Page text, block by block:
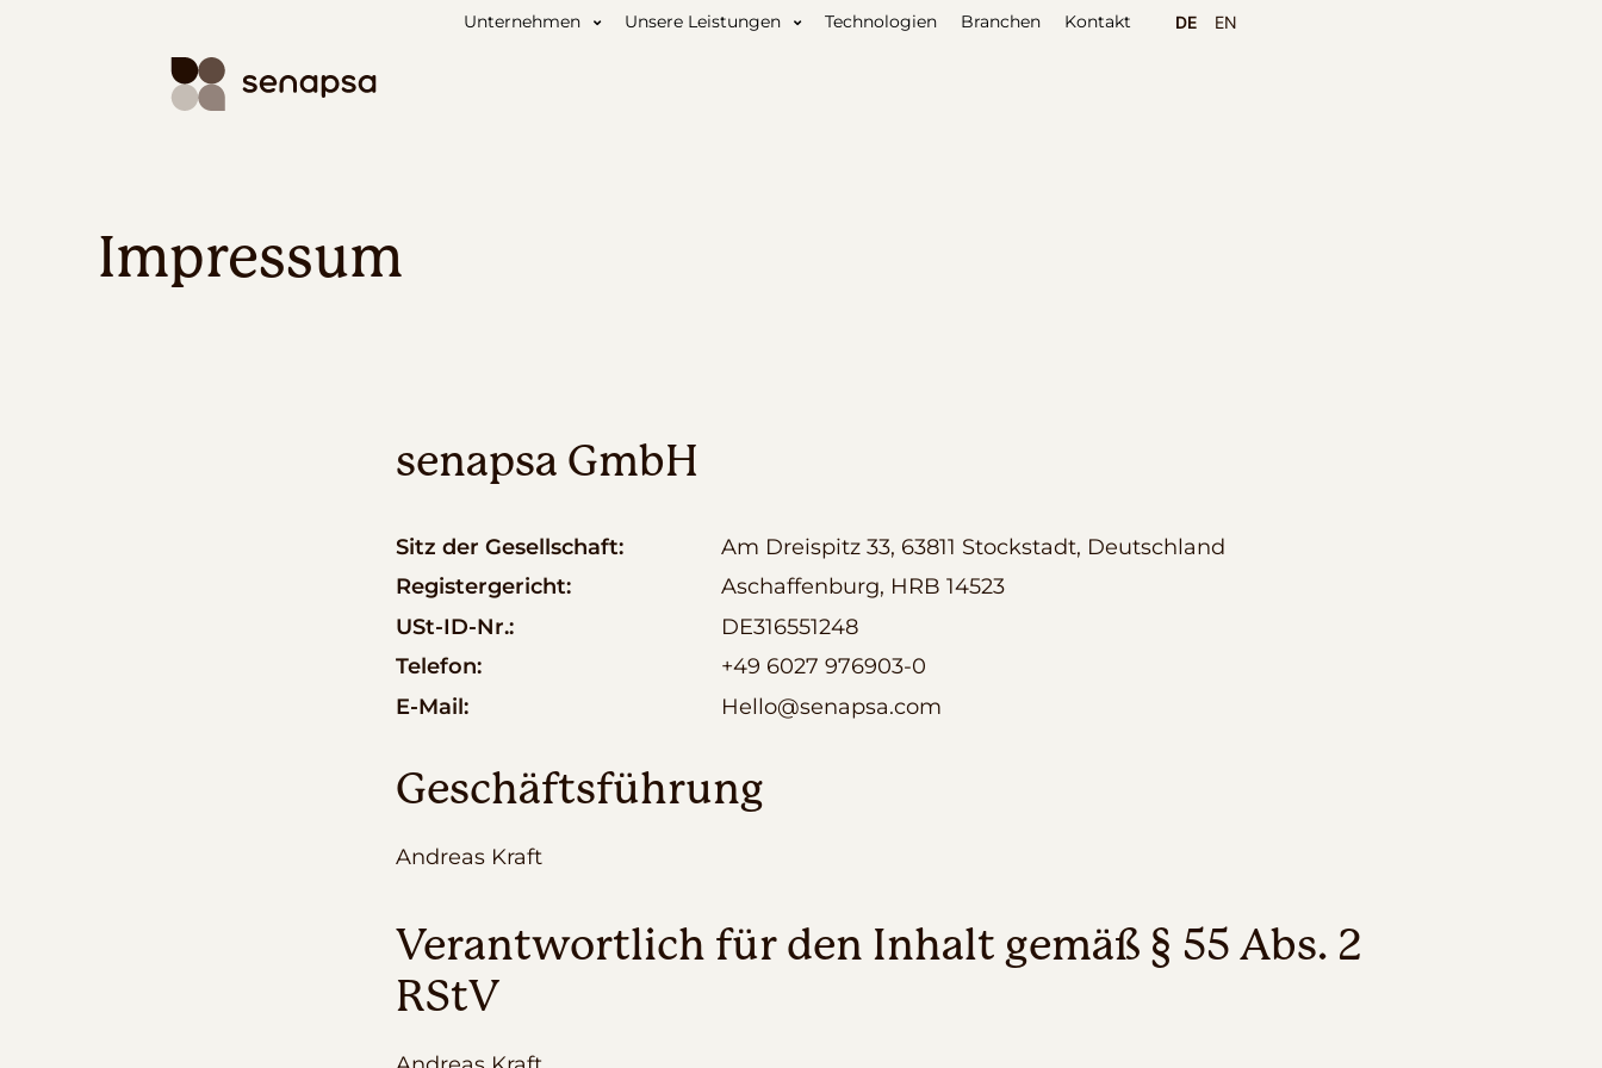
Unternehmen Unsere Leistungen Technologien Branchen Kontakt DE EN
Impressum
senapsa GmbH
Sitz der Gesellschaft:
Registergericht:
USt-ID-Nr.:
Telefon:
E-Mail:
Am Dreispitz 33, 63811 Stockstadt, Deutschland
Aschaffenburg, HRB 14523
DE316551248
+49 6027 976903-0
Hello@senapsa.com
Geschäftsführung
Andreas Kraft
Verantwortlich für den Inhalt gemäß § 55 Abs. 2
RStV